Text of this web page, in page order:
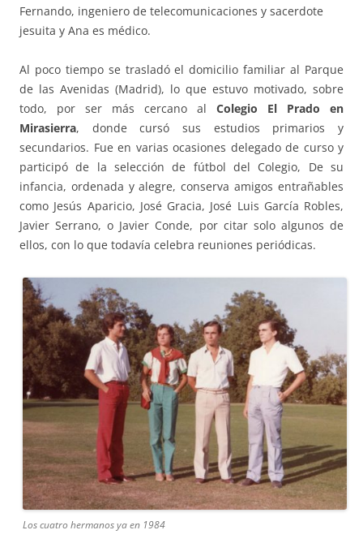
Fernando, ingeniero de telecomunicaciones y sacerdote
jesuita y Ana es médico.
Al poco tiempo se trasladó el domicilio familiar al Parque
de las Avenidas (Madrid), lo que estuvo motivado, sobre
todo, por ser más cercano al Colegio El Prado en
Mirasierra, donde cursó sus estudios primarios y
secundarios. Fue en varias ocasiones delegado de curso y
participó de la selección de fútbol del Colegio, De su
infancia, ordenada y alegre, conserva amigos entrañables
como Jesús Aparicio, José Gracia, José Luis García Robles,
Javier Serrano, o Javier Conde, por citar solo algunos de
ellos, con lo que todavía celebra reuniones periódicas.
Los cuatro hermanos ya en 1984